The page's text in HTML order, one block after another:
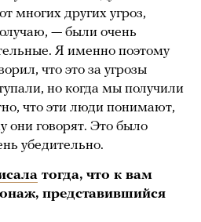
многих других угроз,
— были очень
Я именно поэтому
что это за угрозы
но когда мы получили
что эти люди понимают,
они говорят. Это было
убедительно.
тогда, что к вам
представившийся